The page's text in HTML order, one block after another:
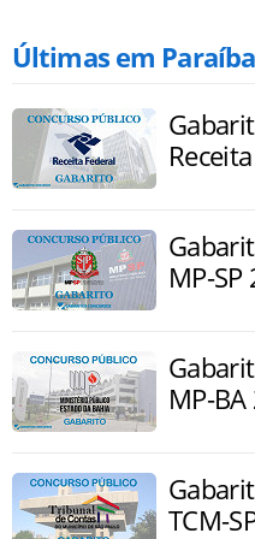
Últimas em Paraíba
MP-
MP-
TCM-